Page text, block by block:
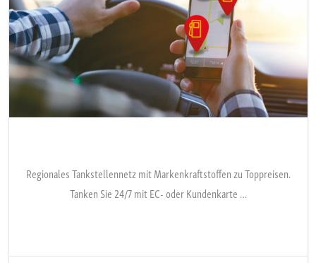
Regionales Tankstellennetz mit Markenkraftstoffen zu Toppreisen.
Tanken Sie 24/7 mit EC- oder Kundenkarte …